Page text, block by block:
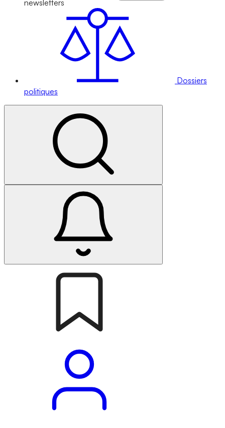
newsletters
Dossiers
politiques